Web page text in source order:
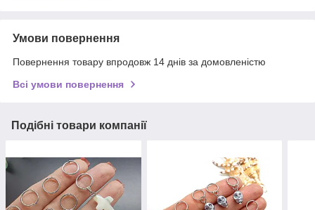
Умови повернення
Повернення товару впродовж 14 днів за домовленістю
Всі умови повернення
Подібні товари компанії